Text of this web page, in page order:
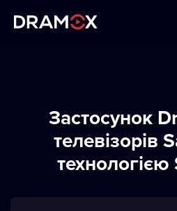
Зареєструватися
Застосунок
телевізорів